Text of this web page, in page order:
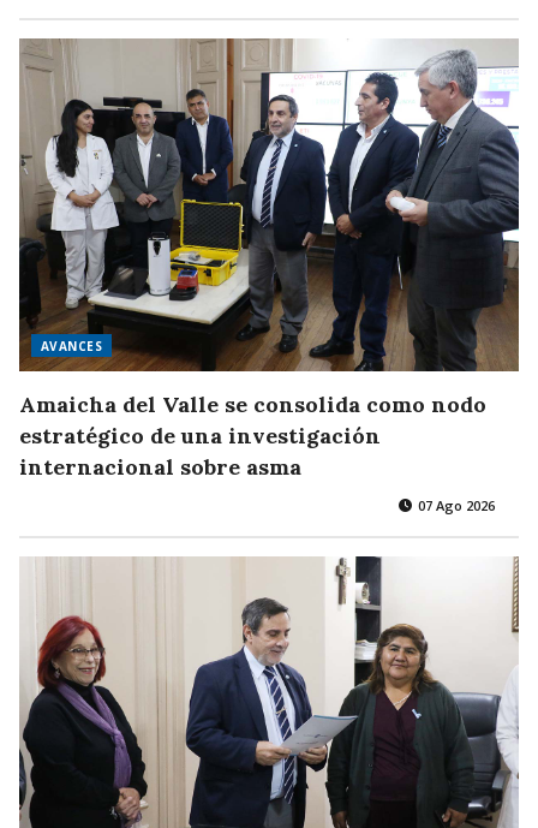
AVANCES
Amaicha del Valle se consolida como nodo
estratégico de una investigación
internacional sobre asma
07 Ago 2026